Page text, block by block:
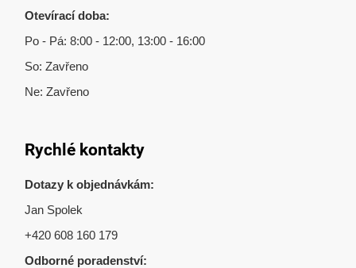
Otevírací doba:
Po - Pá: 8:00 - 12:00, 13:00 - 16:00
So: Zavřeno
Ne: Zavřeno
Rychlé kontakty
Dotazy k objednávkám:
Jan Spolek
+420 608 160 179
Odborné poradenství: